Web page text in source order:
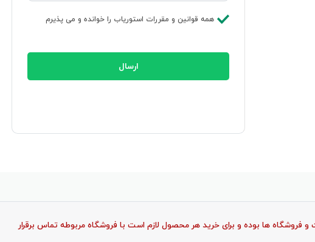
همه قوانین و مقررات استوریاب را خوانده و می پذیرم
ارسال
ها بوده و برای خرید هر محصول لازم است با فروشگاه مربوطه تماس برقرار